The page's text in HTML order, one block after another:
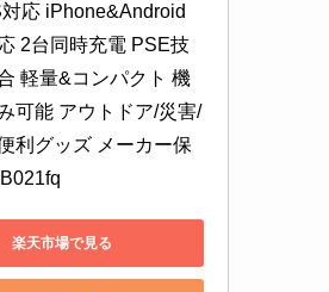
応 iPhone&Android
2台同時充電 PSE技
軽量&コンパクト 機
可能 アウトドア/災害/
利グッズ メーカー保
楽天市場で見る